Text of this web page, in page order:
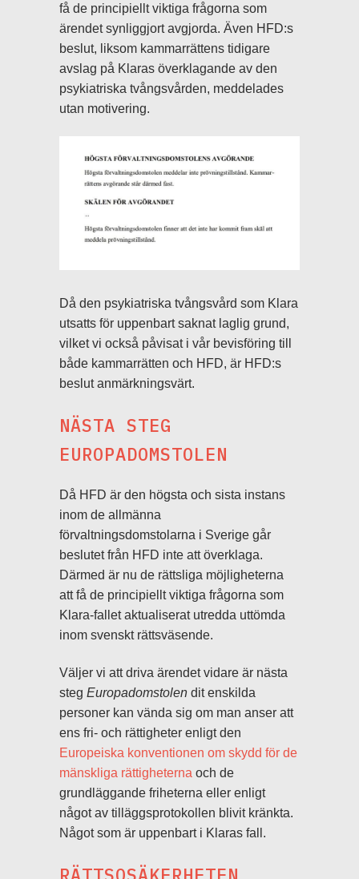
få de principiellt viktiga frågorna som
ärendet synliggjort avgjorda. Även HFD:s
beslut, liksom kammarrättens tidigare
avslag på Klaras överklagande av den
psykiatriska tvångsvården, meddelades
utan motivering.
Då den psykiatriska tvångsvård som Klara
utsatts för uppenbart saknat laglig grund,
vilket vi också påvisat i vår bevisföring till
både kammarrätten och HFD, är HFD:s
beslut anmärkningsvärt.
NÄSTA STEG
EUROPADOMSTOLEN
Då HFD är den högsta och sista instans
inom de allmänna
förvaltningsdomstolarna i Sverige går
beslutet från HFD inte att överklaga.
Därmed är nu de rättsliga möjligheterna
att få de principiellt viktiga frågorna som
Klara-fallet aktualiserat utredda uttömda
inom svenskt rättsväsende.
Väljer vi att driva ärendet vidare är nästa
steg Europadomstolen dit enskilda
personer kan vända sig om man anser att
ens fri- och rättigheter enligt den
Europeiska konventionen om skydd för de
mänskliga rättigheterna och de
grundläggande friheterna eller enligt
något av tilläggsprotokollen blivit kränkta.
Något som är uppenbart i Klaras fall.